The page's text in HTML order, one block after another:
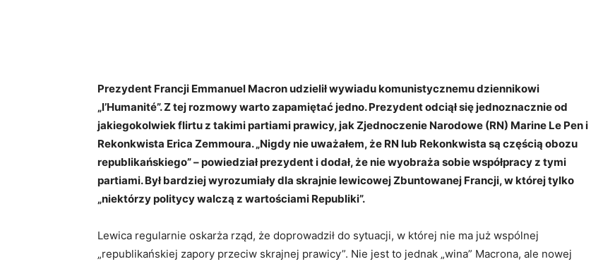
Prezydent Francji Emmanuel Macron udzielił wywiadu komunistycznemu dziennikowi
„l’Humanité”. Z tej rozmowy warto zapamiętać jedno. Prezydent odciął się jednoznacznie od
jakiegokolwiek flirtu z takimi partiami prawicy, jak Zjednoczenie Narodowe (RN) Marine Le Pen i
Rekonkwista Erica Zemmoura. „Nigdy nie uważałem, że RN lub Rekonkwista są częścią obozu
republikańskiego” – powiedział prezydent i dodał, że nie wyobraża sobie współpracy z tymi
partiami. Był bardziej wyrozumiały dla skrajnie lewicowej Zbuntowanej Francji, w której tylko
„niektórzy politycy walczą z wartościami Republiki”.
Lewica regularnie oskarża rząd, że doprowadził do sytuacji, w której nie ma już wspólnej
„republikańskiej zapory przeciw skrajnej prawicy”. Nie jest to jednak „wina” Macrona, ale nowej